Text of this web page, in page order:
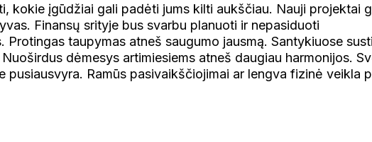
kokie įgūdžiai gali padėti jums kilti aukščiau. Nauji projektai
Finansų srityje bus svarbu planuoti ir nepasiduoti
Protingas taupymas atneš saugumo jausmą. Santykiuose
dėmesys artimiesiems atneš daugiau harmonijos.
pusiausvyra. Ramūs pasivaikščiojimai ar lengva fizinė veikla